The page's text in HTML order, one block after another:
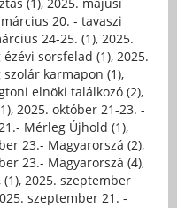
20. - tavaszi
24-25. (1), 2025.
sorsfelad (1), 2025.
karmapon (1),
elnöki találkozó (2),
, 2025. október 21-23. -
Mérleg Újhold (1),
23.- Magyarorszá (2),
23.- Magyarorszá (4),
, 2025. szeptember
szeptember 21. -